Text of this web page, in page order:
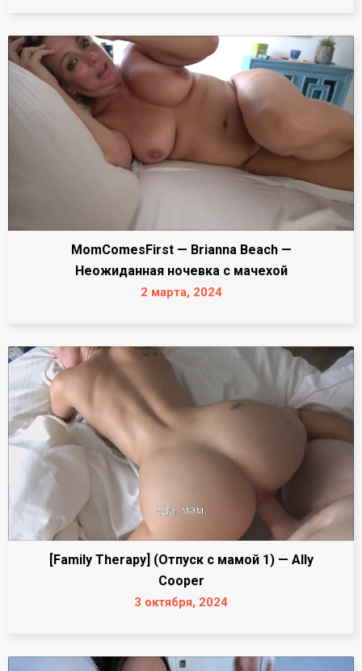
MomComesFirst — Brianna Beach —
Неожиданная ночевка с мачехой
2 марта, 2024
[Family Therapy] (Отпуск с мамой 1) — Ally
Cooper
3 октября, 2024